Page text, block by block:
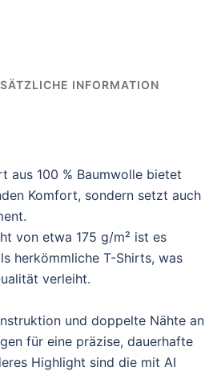
INFORMATION
aus 100 % Baumwolle bietet
Komfort, sondern setzt auch
von etwa 175 g/m² ist es
herkömmliche T-Shirts, was
verleiht.
und doppelte Nähte an
für eine präzise, dauerhafte
Highlight sind die mit AI